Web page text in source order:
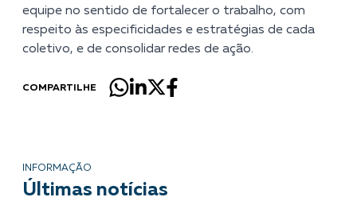
equipe no sentido de fortalecer o trabalho, com
respeito às especificidades e estratégias de cada
coletivo, e de consolidar redes de ação.
COMPARTILHE
INFORMAÇÃO
Últimas notícias